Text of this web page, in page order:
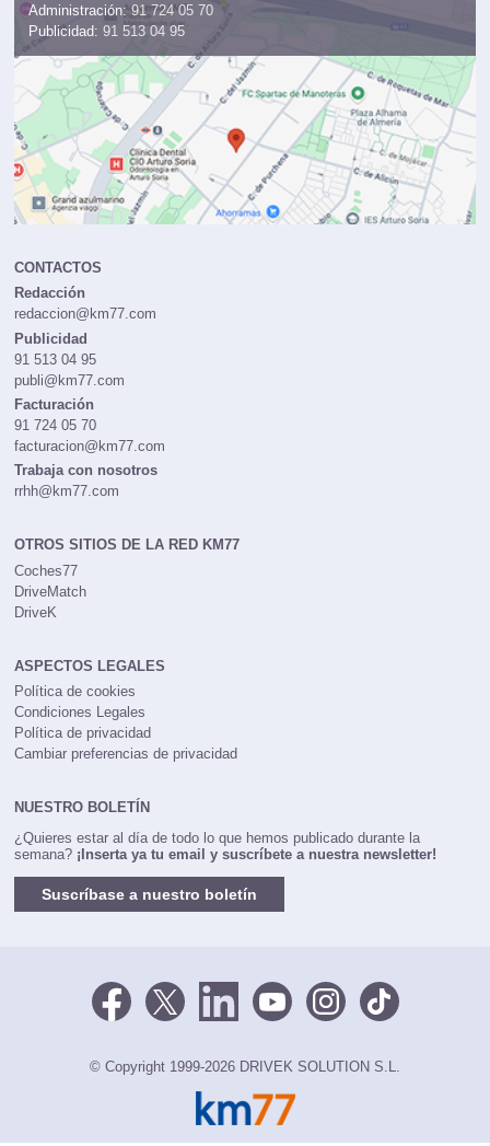
Administración: 91 724 05 70
Publicidad: 91 513 04 95
CONTACTOS
Redacción
redaccion@km77.com
Publicidad
91 513 04 95
publi@km77.com
Facturación
91 724 05 70
facturacion@km77.com
Trabaja con nosotros
rrhh@km77.com
OTROS SITIOS DE LA RED KM77
Coches77
DriveMatch
DriveK
ASPECTOS LEGALES
Política de cookies
Condiciones Legales
Política de privacidad
Cambiar preferencias de privacidad
NUESTRO BOLETÍN
¿Quieres estar al día de todo lo que hemos publicado durante la
semana? ¡Inserta ya tu email y suscríbete a nuestra newsletter!
Suscríbase a nuestro boletín
© Copyright 1999-2026 DRIVEK SOLUTION S.L.